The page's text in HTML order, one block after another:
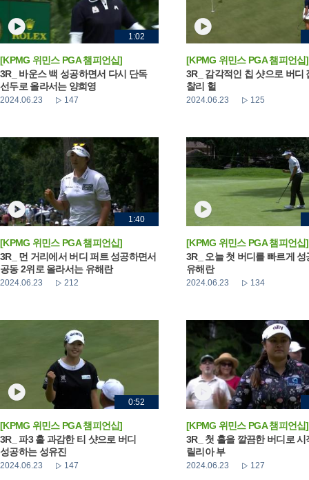
1:02
[KPMG 위민스 PGA 챔피언십]
3R_ 바운스 백 성공하면서 다시 단독
선두로 올라서는 양희영
2024.06.23 147
[KPMG 위민스 PGA 챔피언십]
3R_ 감각적인 칩 샷으로 버디
찰리 헐
2024.06.23 125
1:40
[KPMG 위민스 PGA 챔피언십]
3R_ 먼 거리에서 버디 퍼트 성공하면서
공동 2위로 올라서는 유해란
2024.06.23 212
[KPMG 위민스 PGA 챔피언십]
3R_ 오늘 첫 버디를 빠르게 성
유해란
2024.06.23 134
0:52
[KPMG 위민스 PGA 챔피언십]
3R_ 파3 홀 과감한 티 샷으로 버디
성공하는 성유진
2024.06.23 147
[KPMG 위민스 PGA 챔피언십]
3R_ 첫 홀을 깔끔한 버디로 시
릴리아 부
2024.06.23 127